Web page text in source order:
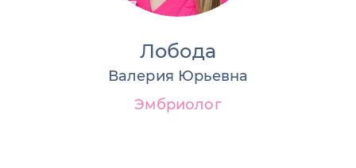
Лобода
Валерия Юрьевна
Эмбриолог